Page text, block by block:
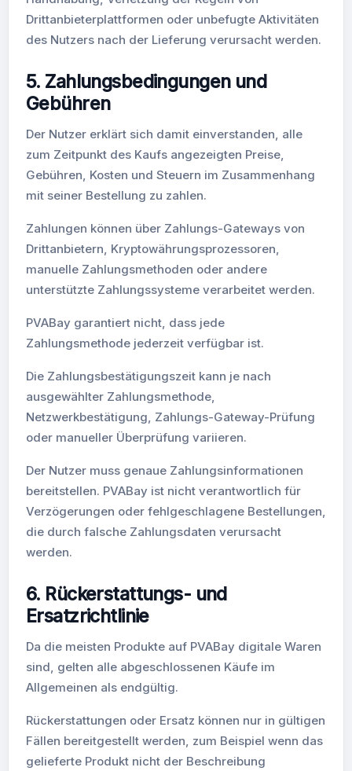
Drittanbieterplattformen oder unbefugte Aktivitäten
des Nutzers nach der Lieferung verursacht werden.
5. Zahlungsbedingungen und
Gebühren
Der Nutzer erklärt sich damit einverstanden, alle
zum Zeitpunkt des Kaufs angezeigten Preise,
Gebühren, Kosten und Steuern im Zusammenhang
mit seiner Bestellung zu zahlen.
Zahlungen können über Zahlungs-Gateways von
Drittanbietern, Kryptowährungsprozessoren,
manuelle Zahlungsmethoden oder andere
unterstützte Zahlungssysteme verarbeitet werden.
PVABay garantiert nicht, dass jede
Zahlungsmethode jederzeit verfügbar ist.
Die Zahlungsbestätigungszeit kann je nach
ausgewählter Zahlungsmethode,
Netzwerkbestätigung, Zahlungs-Gateway-Prüfung
oder manueller Überprüfung variieren.
Der Nutzer muss genaue Zahlungsinformationen
bereitstellen. PVABay ist nicht verantwortlich für
Verzögerungen oder fehlgeschlagene Bestellungen,
die durch falsche Zahlungsdaten verursacht
werden.
6. Rückerstattungs- und
Ersatzrichtlinie
Da die meisten Produkte auf PVABay digitale Waren
sind, gelten alle abgeschlossenen Käufe im
Allgemeinen als endgültig.
Rückerstattungen oder Ersatz können nur in gültigen
Fällen bereitgestellt werden, zum Beispiel wenn das
gelieferte Produkt nicht der Beschreibung